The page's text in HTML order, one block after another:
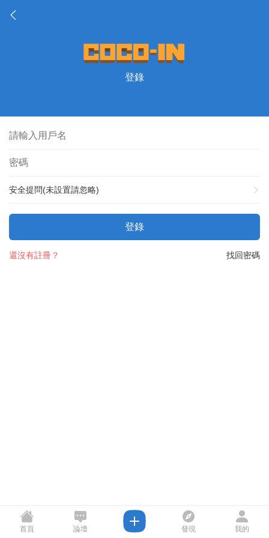
登錄
安全提問(未設置請忽略)
登錄
找回密碼
還沒有註冊？
首頁 論壇 發現 我的